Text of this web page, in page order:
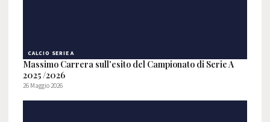
CALCIO SERIE A
Massimo Carrera sull'esito del Campionato di Serie A
2025 /2026
26 Maggio 2026